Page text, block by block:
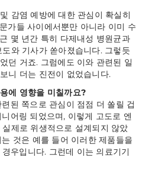
감염 예방에 대한 관심이 확실히
가들 사이에서뿐만 아니라 이미 수
몇 년간 특히 다제내성 병원균과
와 기사가 쏟아졌습니다. 그렇듯
던 거죠. 그럼에도 이와 관련된 일
니 더는 진전이 없었습니다.
에 영향을 미칠까요?
된 쪽으로 관심이 점점 더 쏠릴 겁
어링 되었으며, 이렇게 고도로 엔
제로 위생적으로 설계되지 않았
것은 예를 들어 이러한 제품들을
우입니다. 그런데 이는 의료기기